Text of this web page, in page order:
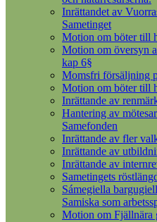
Inrättandet av
Sametinget
Motion om böter till
Motion om översyn
kap 6§
Momsfri försäljning
Motion om böter till
Inrättande av
Hantering av
Samefonden
Inrättande av fler
Inrättande av
Inrättande av
Sametingets
Sámegiella
Samiska som
Motion om Fjällnära